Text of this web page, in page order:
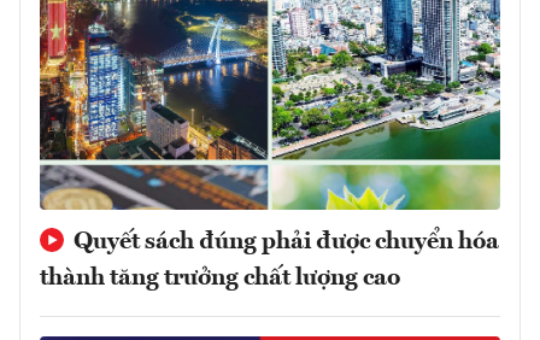
Quyết sách đúng phải được chuyển hóa
thành tăng trưởng chất lượng cao